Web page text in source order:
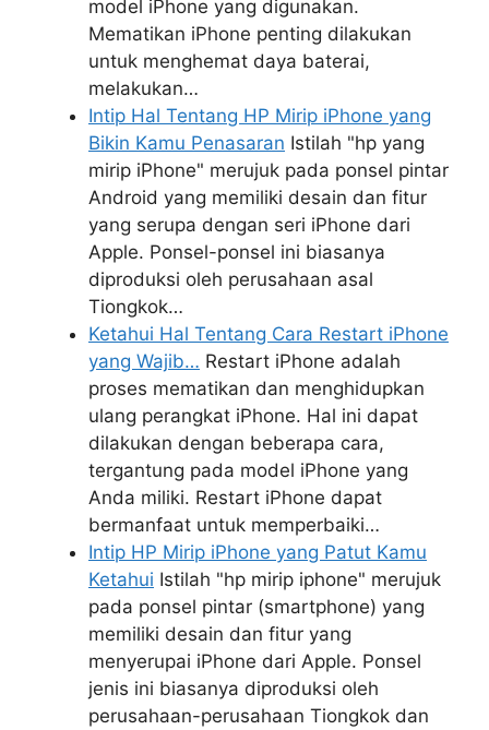
model iPhone yang digunakan.
Mematikan iPhone penting dilakukan
untuk menghemat daya baterai,
melakukan…
Intip Hal Tentang HP Mirip iPhone yang
Bikin Kamu Penasaran Istilah "hp yang
mirip iPhone" merujuk pada ponsel pintar
Android yang memiliki desain dan fitur
yang serupa dengan seri iPhone dari
Apple. Ponsel-ponsel ini biasanya
diproduksi oleh perusahaan asal
Tiongkok…
Ketahui Hal Tentang Cara Restart iPhone
yang Wajib… Restart iPhone adalah
proses mematikan dan menghidupkan
ulang perangkat iPhone. Hal ini dapat
dilakukan dengan beberapa cara,
tergantung pada model iPhone yang
Anda miliki. Restart iPhone dapat
bermanfaat untuk memperbaiki…
Intip HP Mirip iPhone yang Patut Kamu
Ketahui Istilah "hp mirip iphone" merujuk
pada ponsel pintar (smartphone) yang
memiliki desain dan fitur yang
menyerupai iPhone dari Apple. Ponsel
jenis ini biasanya diproduksi oleh
perusahaan-perusahaan Tiongkok dan